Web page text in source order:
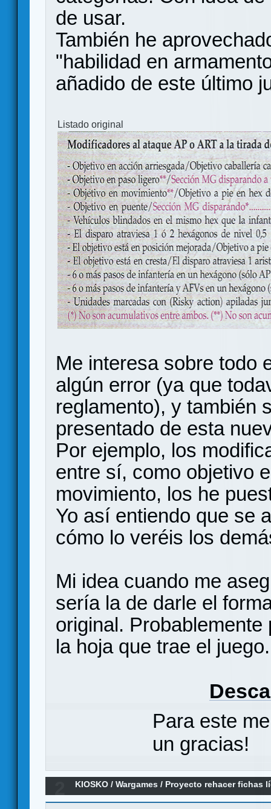
de usar.
También he
"habilidad en
añadido de este último
Listado original
Me interesa sobre todo
algún error (ya que
reglamento), y también
presentado de esta
Por ejemplo, los
entre sí, como objetivo
movimiento, los he
Yo así entiendo que se
cómo lo veréis los
Mi idea cuando me
sería la de darle el
original.
la hoja que trae el juego.
Para este
un gracias!
KIOSKO /Wargames / Proyecto rehacer fichas